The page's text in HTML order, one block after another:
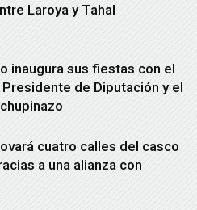
Laroya y Tahal
inaugura sus fiestas con el
de Diputación y el
cuatro calles del casco
a una alianza con